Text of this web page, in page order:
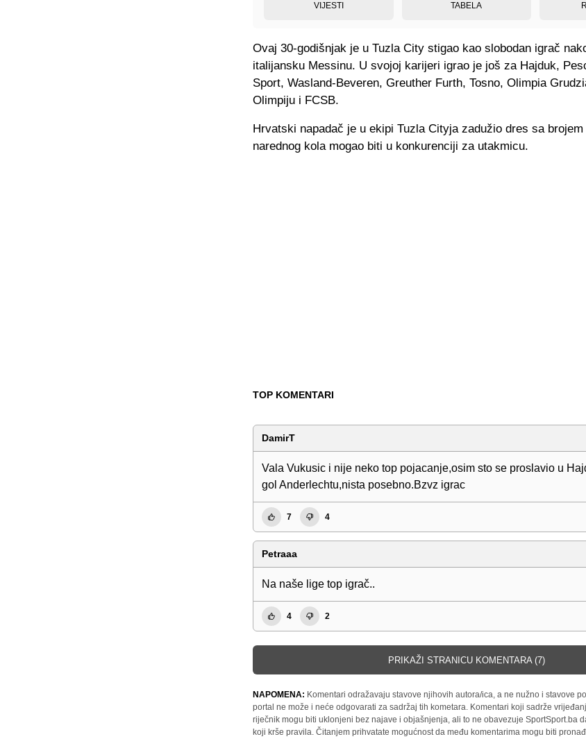
VIJESTI TABELA
Ovaj 30-godišnjak je u Tuzla City stigao kao slobodan igrač
italijansku Messinu. U svojoj karijeri igrao je još za Hajduk,
Sport, Wasland-Beveren, Greuther Furth, Tosno, Olimpia
Olimpiju i FCSB.
Hrvatski napadač je u ekipi Tuzla Cityja zadužio dres sa
narednog kola mogao biti u konkurenciji za utakmicu.
TOP KOMENTARI
DamirT
Vala Vukusic i nije neko top pojacanje,osim sto se proslavio u
gol Anderlechtu,nista posebno.Bzvz igrac
7 4
Petraaa
Na naše lige top igrač..
4 2
PRIKAŽI STRANICU KOMENTARA (7)
NAPOMENA: Komentari odražavaju stavove njihovih autora/ica, a ne nužno i stavove
portal ne može i neće odgovarati za sadržaj tih kometara. Komentari koji sadrže
riječnik mogu biti uklonjeni bez najave i objašnjenja, ali to ne obavezuje SportSport.ba
koji krše pravila. Čitanjem prihvatate mogućnost da među komentarima mogu biti